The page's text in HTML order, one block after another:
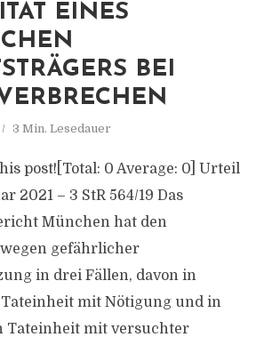
EINES
BEI
3 Min. Lesedauer
post![Total: 0 Average: 0] Urteil
2021 – 3 StR 564/19 Das
München hat den
gefährlicher
in drei Fällen, davon in
mit Nötigung und in
Tateinheit mit versuchter